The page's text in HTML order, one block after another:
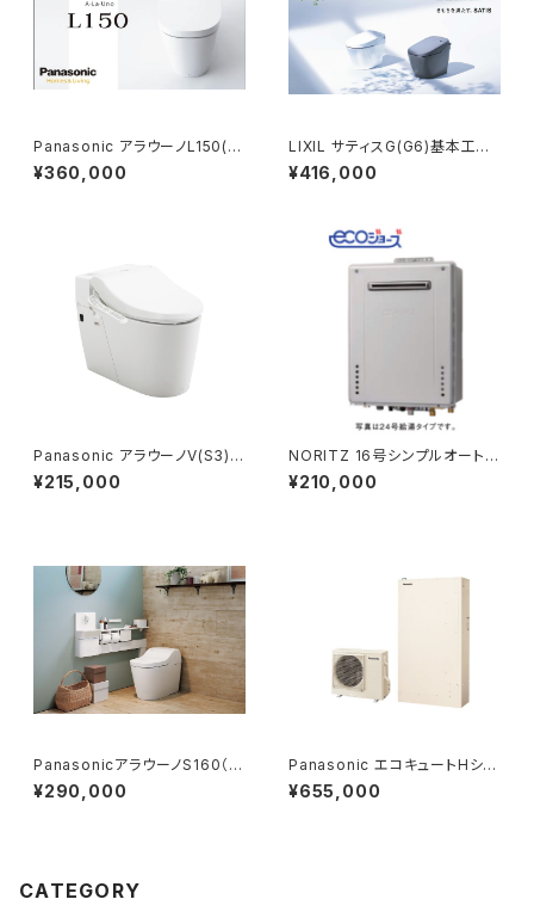
Panasonic アラウーノL150(タ
イプ2)基本工事費コミコミプラ
ン
¥360,000
LIXIL サティスG(G6)基本工事
費コミコミプラン
¥416,000
Panasonic アラウーノV(S3)基
本工事費コミコミプラン
¥215,000
NORITZ 16号シンプルオート
交換工事コミコミプラン
¥210,000
PanasonicアラウーノS160（タ
イプ1） 基本工事費コミコミプラ
ン
¥290,000
Panasonic エコキュートHシリ
ーズ工事費コミコミプラン
¥655,000
CATEGORY